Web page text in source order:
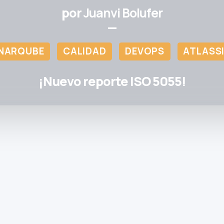
porJuanvi Bolufer
—
CALIDAD DEVOPS
¡Nuevo reporte ISO 5055!